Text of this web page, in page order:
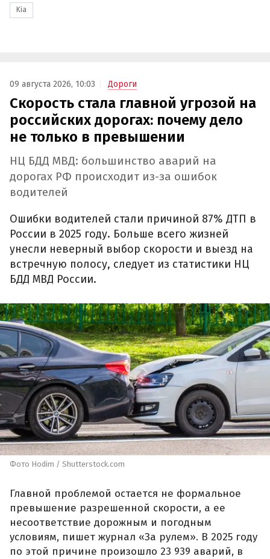
Kia
09 августа 2026, 10:03 Дороги
Скорость стала главной угрозой на
российских дорогах: почему дело
не только в превышении
НЦ БДД МВД: большинство аварий на
дорогах РФ происходит из-за ошибок
водителей
Ошибки водителей стали причиной 87% ДТП в
России в 2025 году. Больше всего жизней
унесли неверный выбор скорости и выезд на
встречную полосу, следует из статистики НЦ
БДД МВД России.
Фото Hodim / Shutterstock.com
Главной проблемой остается не формальное
превышение разрешенной скорости, а ее
несоответствие дорожным и погодным
условиям, пишет журнал «За рулем». В 2025 году
по этой причине произошло 23 939 аварий, в